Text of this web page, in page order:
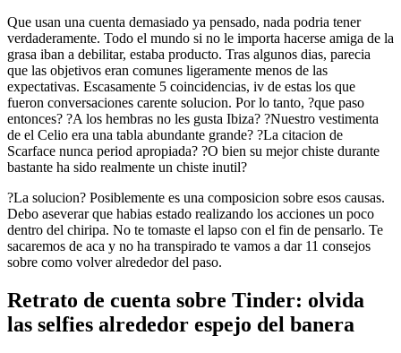
Que usan una cuenta demasiado ya pensado, nada podria tener
verdaderamente. Todo el mundo si no le importa hacerse amiga de la
grasa iban a debilitar, estaba producto. Tras algunos dias, parecia
que las objetivos eran comunes ligeramente menos de las
expectativas. Escasamente 5 coincidencias, iv de estas los que
fueron conversaciones carente solucion. Por lo tanto, ?que paso
entonces? ?A los hembras no les gusta Ibiza? ?Nuestro vestimenta
de el Celio era una tabla abundante grande? ?La citacion de
Scarface nunca period apropiada? ?O bien su mejor chiste durante
bastante ha sido realmente un chiste inutil?
?La solucion? Posiblemente es una composicion sobre esos causas.
Debo aseverar que habias estado realizando los acciones un poco
dentro del chiripa. No te tomaste el lapso con el fin de pensarlo. Te
sacaremos de aca y no ha transpirado te vamos a dar 11 consejos
sobre como volver alrededor del paso.
Retrato de cuenta sobre Tinder: olvida
las selfies alrededor espejo del banera